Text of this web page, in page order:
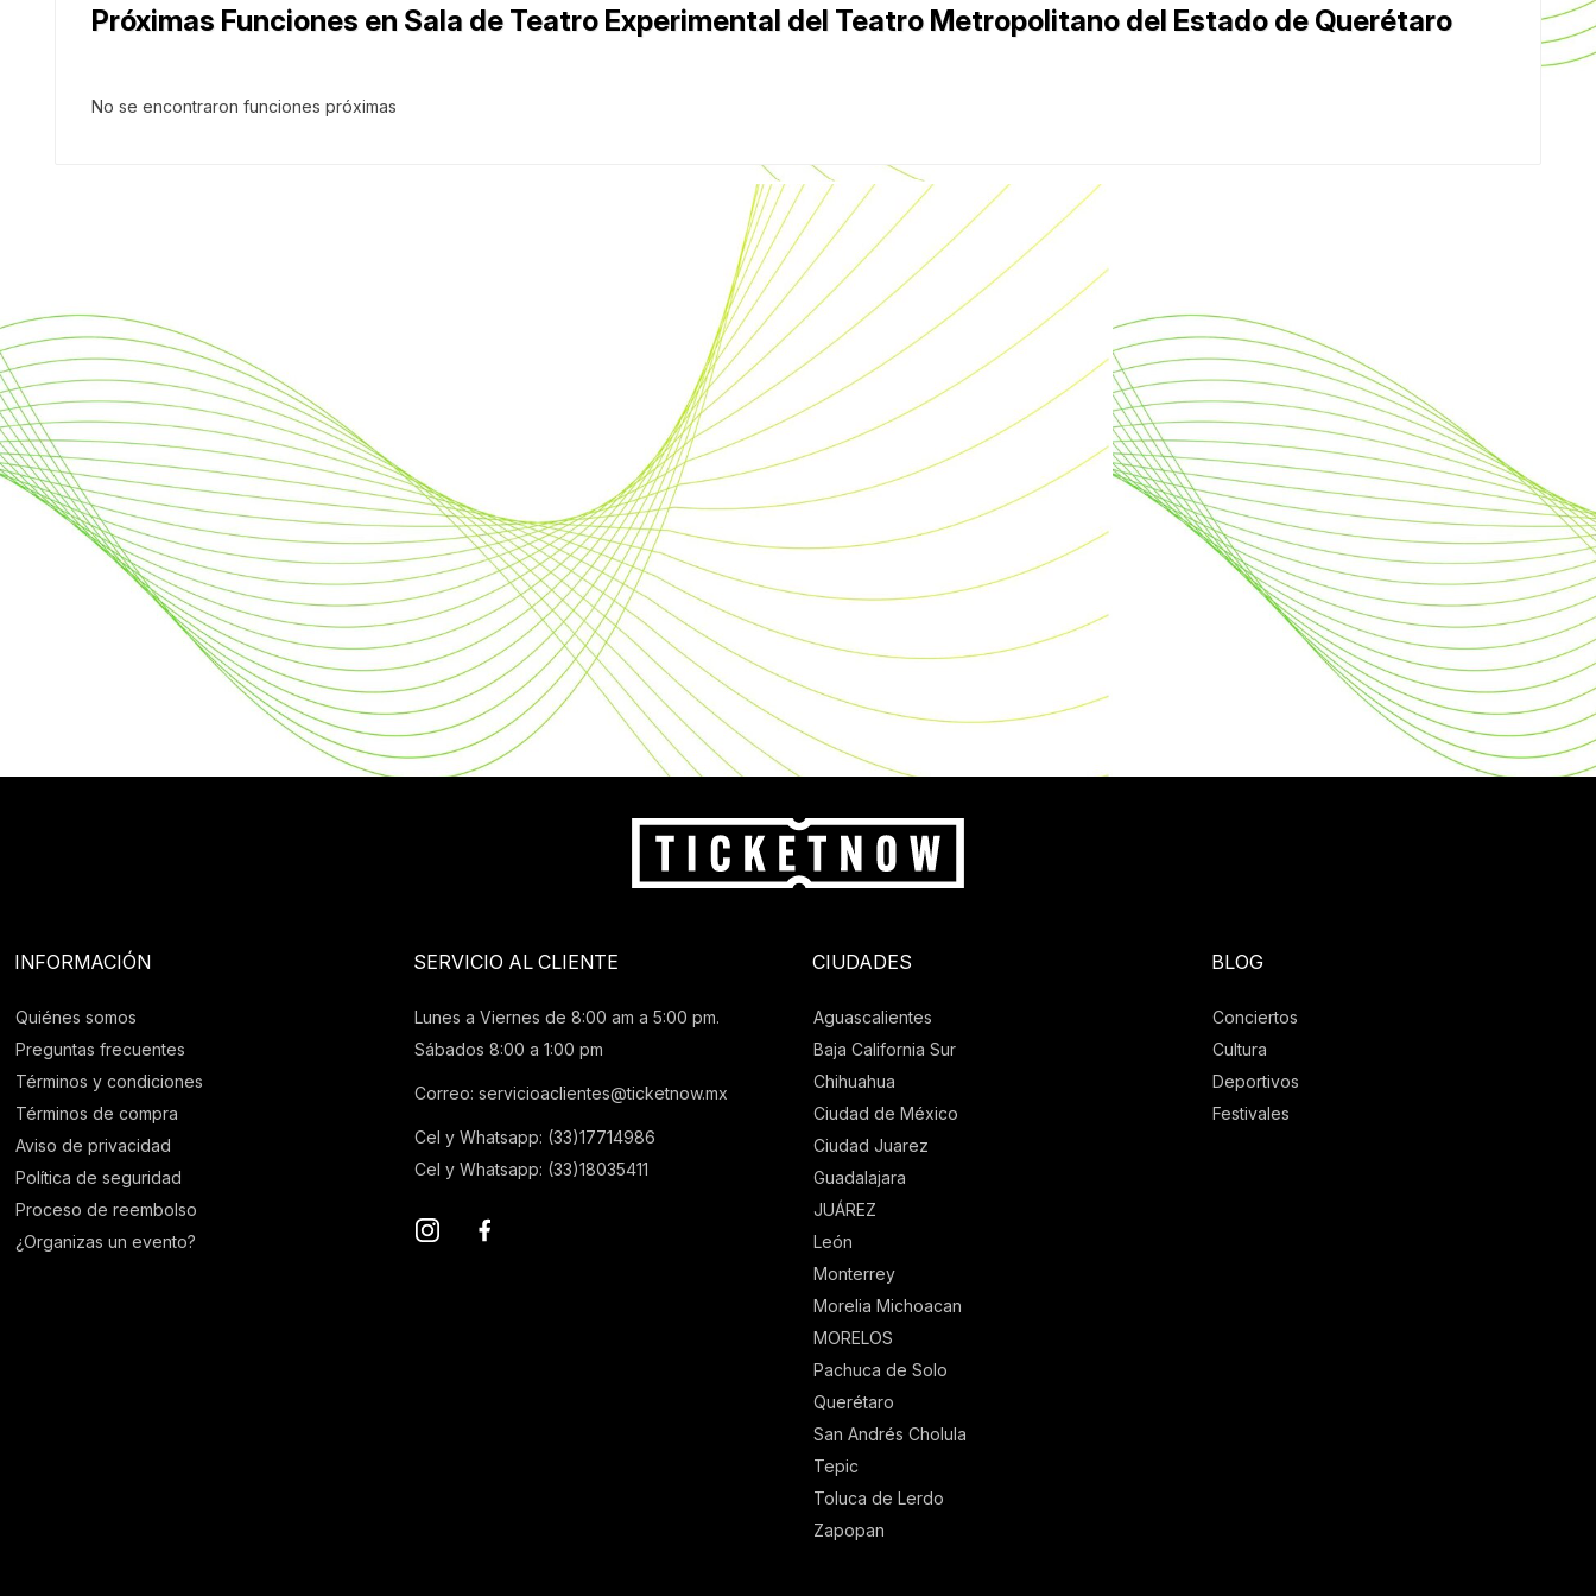
Próximas Funciones en Sala de Teatro Experimental del Teatro Metropolitano del Estado de Querétaro
No se encontraron funciones próximas
INFORMACIÓN
Quiénes somos
Preguntas frecuentes
Términos y condiciones
Términos de compra
Aviso de privacidad
Política de seguridad
Proceso de reembolso
¿Organizas un evento?
SERVICIO AL CLIENTE
Lunes a Viernes de 8:00 am a 5:00 pm.
Sábados 8:00 a 1:00 pm
Correo: servicioaclientes@ticketnow.mx
Cel y Whatsapp: (33)17714986
Cel y Whatsapp: (33)18035411
CIUDADES
Aguascalientes
Baja California Sur
Chihuahua
Ciudad de México
Ciudad Juarez
Guadalajara
JUÁREZ
León
Monterrey
Morelia Michoacan
MORELOS
Pachuca de Solo
Querétaro
San Andrés Cholula
Tepic
Toluca de Lerdo
Zapopan
BLOG
Conciertos
Cultura
Deportivos
Festivales